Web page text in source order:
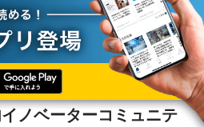
グ
コミュニティInnovation Cafe とは - ノウハ
イノベーションをサポート
ノベーターコミュニテ